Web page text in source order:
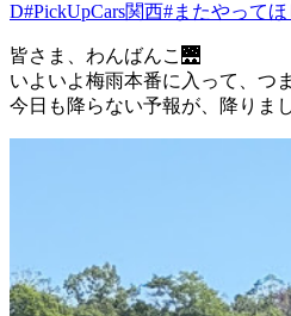
D#PickUpCars関西#またやってほ
皆さま、わんばんこ🌉
いよいよ梅雨本番に入って、つ
今日も降らない予報が、降りま